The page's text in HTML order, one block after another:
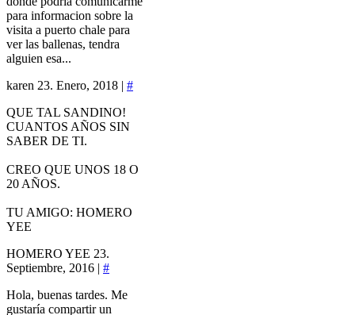
para informacion sobre la
visita a puerto chale para
ver las ballenas, tendra
alguien esa...
karen 23. Enero, 2018 | #
QUE TAL SANDINO!
CUANTOS AÑOS SIN
SABER DE TI.
CREO QUE UNOS 18 O
20 AÑOS.
TU AMIGO: HOMERO
YEE
HOMERO YEE 23.
Septiembre, 2016 | #
Hola, buenas tardes. Me
gustaría compartir un